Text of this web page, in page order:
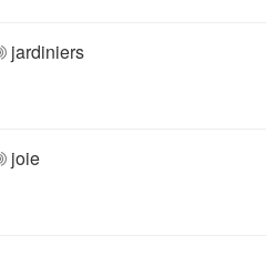
jardiniers
joie